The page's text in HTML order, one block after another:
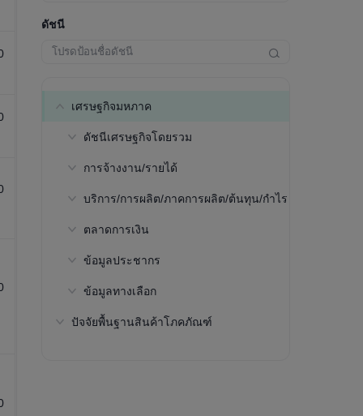
ดัชนี
เศรษฐกิจมหภาค
ดัชนีเศรษฐกิจโดยรวม
ผลิตภัณฑ์มวลรวมภายใน
จริง(NSA, USD, การคาดการณ์ของ
ประเทศ(GDP)ตามมูลค่าที่แท้
จริง(PPP, การคาดการณ์ของ IMF)
ผลิตภัณฑ์มวลรวมภายใน
การจ้างงาน/รายได้
อัตราการมีส่วนร่วมในกำลังแรงงาน-
องค์การแรงงานระหว่างประเทศ)
อัตราการมีส่วนร่วมในกำลังแรงงาน-
อายุ 15 ปีขึ้นไป(ประมาณการโดย
องค์การแรงงานระหว่างประเทศ)
อัตราการมีส่วนร่วมในกำลังแรงงาน-
บริการ/การผลิต/ภาคการผลิต/ต้นทุน/กำไร
ผลผลิตจริงต่อชั่วโมง(ดอลลาร์
ตลาดการเงิน
สถานะการลงทุนระหว่างประเทศสุทธิ
ข้อมูลประชากร
การช่วยเหลือผู้สูงอายุ
ประชากรทั้งหมด
ข้อมูลทางเลือก
จำนวนคำขอจดสิทธิบัตร
ปัจจัยพื้นฐานสินค้าโภคภัณฑ์